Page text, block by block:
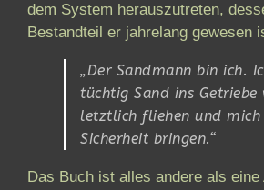
dem System herauszutreten,
Bestandteil er jahrelang gewesen
„Der Sandmann bin ich.
tüchtig Sand ins Getriebe
letztlich fliehen und mich
Sicherheit bringen.“
Das Buch ist alles andere als eine